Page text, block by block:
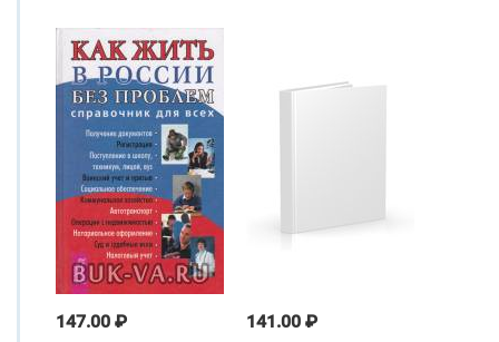
147.00 ₽ 141.00 ₽